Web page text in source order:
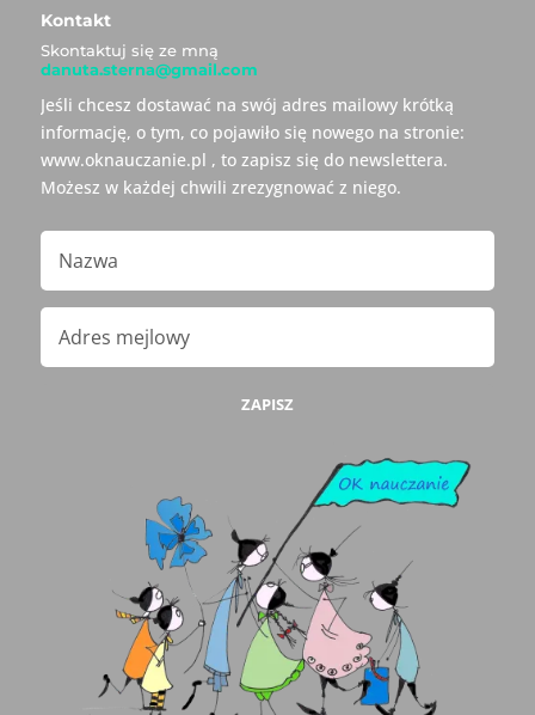
Kontakt
Skontaktuj się ze mną
danuta.sterna@gmail.com
Jeśli chcesz dostawać na swój adres mailowy krótką
informację, o tym, co pojawiło się nowego na stronie:
www.oknauczanie.pl , to zapisz się do newslettera.
Możesz w każdej chwili zrezygnować z niego.
ZAPISZ